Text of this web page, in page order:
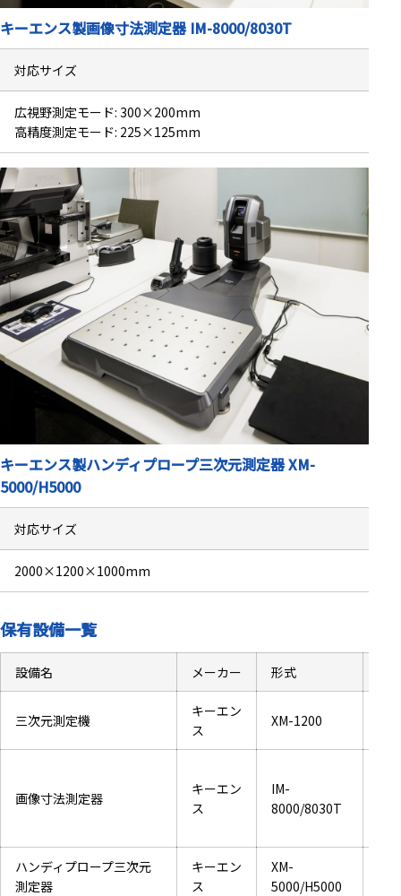
キーエンス製画像寸法測定器 IM-8000/8030T
対応サイズ
広視野測定モード: 300×200mm
高精度測定モード: 225×125mm
キーエンス製ハンディプロープ三次元測定器 XM-
5000/H5000
対応サイズ
2000×1200×1000mm
保有設備一覧
設備名 メーカー 形式
三次元測定機
キーエン
ス
XM-1200
画像寸法測定器
キーエン
ス
IM-
8000/8030T
ハンディプロープ三次元
測定器
キーエン
ス
XM-
5000/H5000